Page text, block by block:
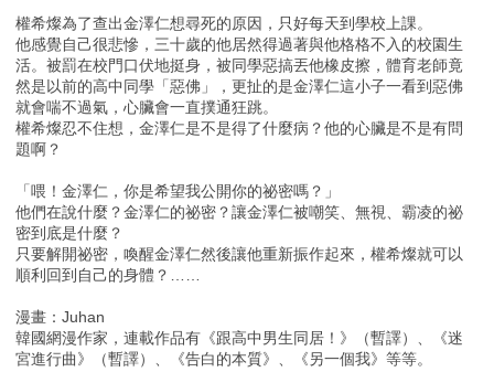
權希燦為了查出金澤仁想尋死的原因，只好每天到學校上課。
他感覺自己很悲慘，三十歲的他居然得過著與他格格不入的校園生
活。被罰在校門口伏地挺身，被同學惡搞丟他橡皮擦，體育老師竟
然是以前的高中同學「惡佛」，更扯的是金澤仁這小子一看到惡佛
就會喘不過氣，心臟會一直撲通狂跳。
權希燦忍不住想，金澤仁是不是得了什麼病？他的心臟是不是有問
題啊？
「喂！金澤仁，你是希望我公開你的祕密嗎？」
他們在說什麼？金澤仁的祕密？讓金澤仁被嘲笑、無視、霸凌的祕
密到底是什麼？
只要解開祕密，喚醒金澤仁然後讓他重新振作起來，權希燦就可以
順利回到自己的身體？……
漫畫：Juhan
韓國網漫作家，連載作品有《跟高中男生同居！》（暫譯）、《迷
宮進行曲》（暫譯）、《告白的本質》、《另一個我》等等。